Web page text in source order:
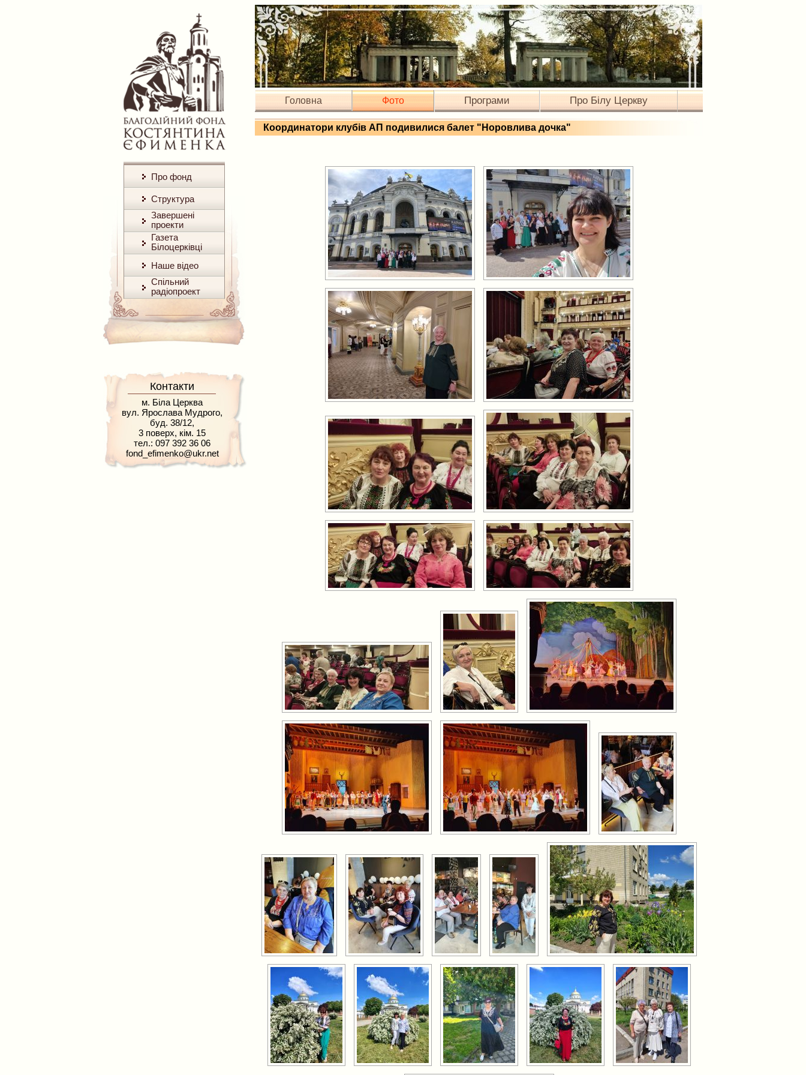
Головна Фото Програми Про Білу Церкву
Про фонд
Структура
Завершені
проекти
Газета
Білоцерківці
Наше відео
Спільний
радіопроект
Контакти
м. Біла Церква
вул. Ярослава Мудрого,
буд. 38/12,
3 поверх, кім. 15
тел.: 097 392 36 06
fond_efimenko@ukr.net
Координатори клубів АП подивилися балет "Норовлива дочка"